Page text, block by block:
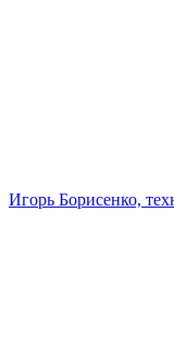
Игорь Борисенко,